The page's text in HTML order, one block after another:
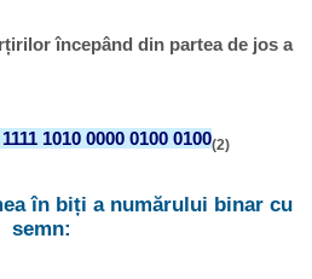
începând din partea de jos a
1010 0000 0100 0100(2)
în biți a numărului binar cu
semn: